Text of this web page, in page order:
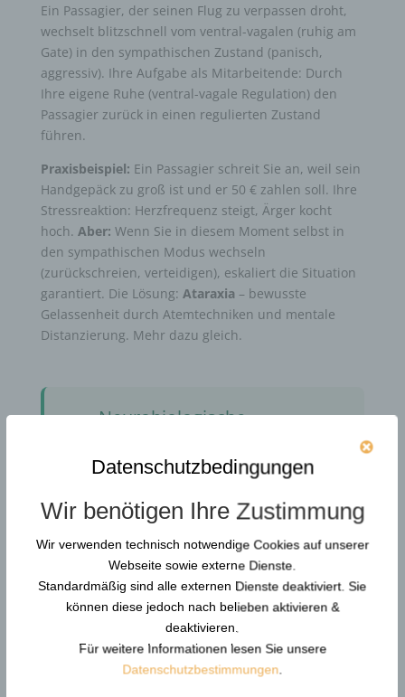
Ein Passagier, der seinen Flug zu verpassen droht,
wechselt blitzschnell vom ventral-vagalen (ruhig am
Gate) in den sympathischen Zustand (panisch,
aggressiv). Ihre Aufgabe als Mitarbeitende: Durch
Ihre eigene Ruhe (ventral-vagale Regulation) den
Passagier zurück in einen regulierten Zustand
führen.
Praxisbeispiel: Ein Passagier schreit Sie an, weil sein
Handgepäck zu groß ist und er 50 € zahlen soll. Ihre
Stressreaktion: Herzfrequenz steigt, Ärger kocht
hoch. Aber: Wenn Sie in diesem Moment selbst in
den sympathischen Modus wechseln
(zurückschreien, verteidigen), eskaliert die Situation
garantiert. Die Lösung: Ataraxia – bewusste
Gelassenheit durch Atemtechniken und mentale
Distanzierung. Mehr dazu gleich.
Neurobiologische
ändert sich, Mechanik nicht
Handlungskreislaufs
basieren auf neurobiologischen
Grundprinzipien (Polyvagal-Theorie nach
unabhängig vom
Kontextwirken:
🛫
Datenschutzbedingungen
Wir benötigen Ihre Zustimmung
Wir verwenden technisch notwendige Cookies auf unserer
Webseite sowie externe Dienste.
Standardmäßig sind alle externen Dienste deaktiviert. Sie
können diese jedoch nach belieben aktivieren &
deaktivieren.
Für weitere Informationen lesen Sie unsere
Datenschutzbestimmungen.